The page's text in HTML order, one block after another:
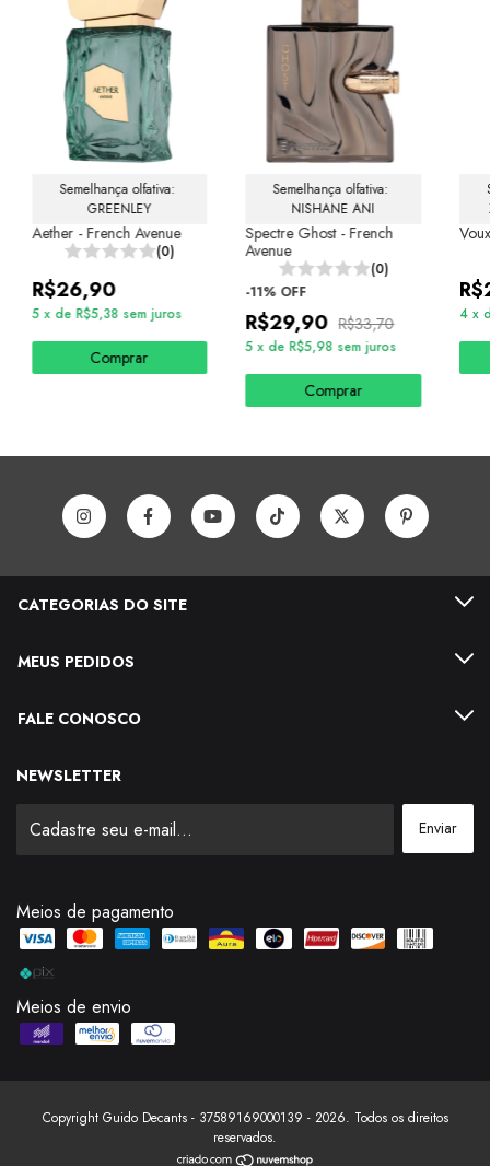
Semelhança olfativa:
GREENLEY
Aether - French Avenue
(0)
R$26,90
5 x de R$5,38 sem juros
Comprar
Semelhança olfativa:
NISHANE ANI
Spectre Ghost - French
Avenue
(0)
-11% OFF
R$29,90 R$33,70
5 xdeR$5,98 sem juros
Comprar
4 x
CATEGORIAS DO SITE
MEUS PEDIDOS
FALE CONOSCO
NEWSLETTER
Meios de pagamento
Meios de envio
Copyright Guido Decants - 37589169000139 - 2026. Todos os direitos
reservados.